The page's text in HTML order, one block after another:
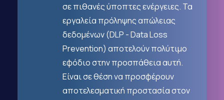
σε πιθανές ύποπτες ενέργειες. Τα
εργαλεία πρόληψης απώλειας
δεδομένων (DLP - Data Loss
Prevention) αποτελούν πολύτιμο
εφόδιο στην προσπάθεια αυτή.
Είναι σε θέση να προσφέρουν
αποτελεσματική προστασία στον